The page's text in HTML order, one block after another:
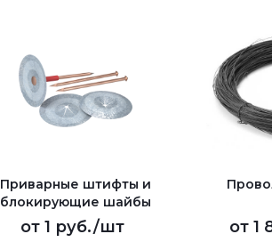
Приварные штифты и
блокирующие шайбы
от 1 руб./шт от 1